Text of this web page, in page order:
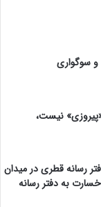
و سوگواری
نیست،
رسانه قطری در میدان
به دفتر رسانه